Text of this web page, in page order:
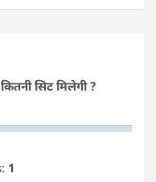
सिट मिलेगी ?
1